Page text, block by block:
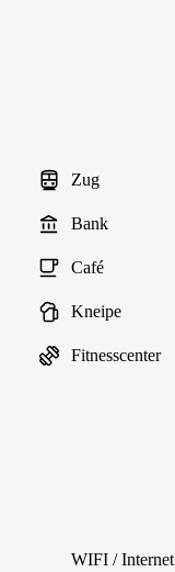
Zug
Bank
Café
Kneipe
Fitnesscenter
WIFI / Internet